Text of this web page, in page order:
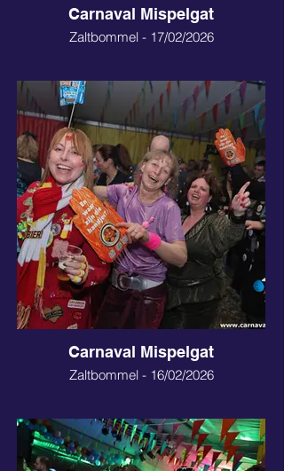
Carnaval Mispelgat
Zaltbommel - 17/02/2026
Carnaval Mispelgat
Zaltbommel - 16/02/2026